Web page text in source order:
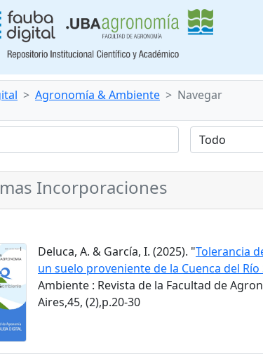
Agronomía & Ambiente Navegar
Incorporaciones
Deluca, A. & García, I. (2025). "Tolerancia
un suelo proveniente de la Cuenca del
Ambiente : Revista de la Facultad de
Aires,45, (2),p.20-30